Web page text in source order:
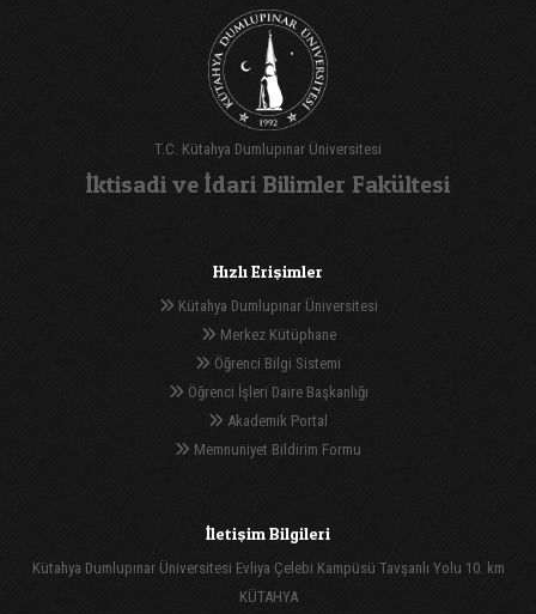
T.C. Kütahya Dumlupınar Üniversitesi
İktisadi ve İdari Bilimler Fakültesi
Hızlı Erişimler
Kütahya Dumlupınar Üniversitesi
Merkez Kütüphane
Öğrenci Bilgi Sistemi
Öğrenci İşleri Daire Başkanlığı
Akademik Portal
Memnuniyet Bildirim Formu
İletişim Bilgileri
Kütahya Dumlupınar Üniversitesi Evliya Çelebi Kampüsü Tavşanlı Yolu 10. km
KÜTAHYA